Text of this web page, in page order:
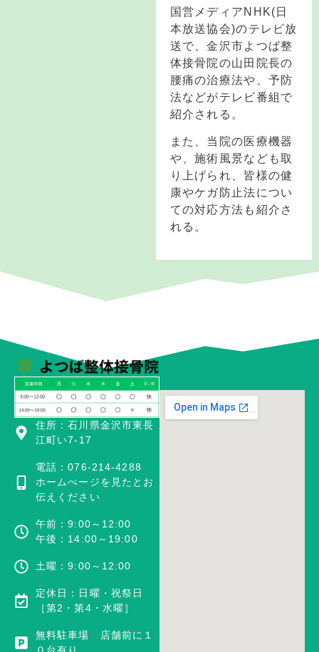
国営メディアNHK(日
本放送協会)のテレビ放
送で、金沢市よつば整
体接骨院の山田院長の
腰痛の治療法や、予防
法などがテレビ番組で
紹介される。
また、当院の医療機器
や、施術風景なども取
り上げられ、皆様の健
康やケガ防止法につい
ての対応方法も紹介さ
れる。
住所：石川県金沢市東長
江町い7-17
電話：076-214-4288
ホームぺージを見たとお
伝えください
午前：9:00～12:00
午後：14:00～19:00
土曜：9:00～12:00
定休日：日曜・祝祭日
［第2・第4・水曜］
無料駐車場 店舗前に１